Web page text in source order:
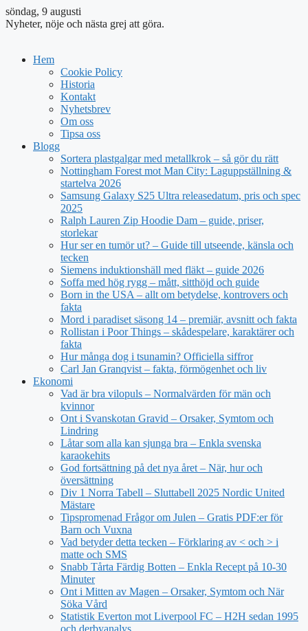
söndag, 9 augusti
Nyheter, nöje och nästa grej att göra.
Hem
Cookie Policy
Historia
Kontakt
Nyhetsbrev
Om oss
Tipsa oss
Blogg
Sortera plastgalgar med metallkrok – så gör du rätt
Nottingham Forest mot Man City: Laguppställning &
startelva 2026
Samsung Galaxy S25 Ultra releasedatum, pris och spec
2025
Ralph Lauren Zip Hoodie Dam – guide, priser,
storlekar
Hur ser en tumör ut? – Guide till utseende, känsla och
tecken
Siemens induktionshäll med fläkt – guide 2026
Soffa med hög rygg – mått, sitthöjd och guide
Born in the USA – allt om betydelse, kontrovers och
fakta
Mord i paradiset säsong 14 – premiär, avsnitt och fakta
Rollistan i Poor Things – skådespelare, karaktärer och
fakta
Hur många dog i tsunamin? Officiella siffror
Carl Jan Granqvist – fakta, förmögenhet och liv
Ekonomi
Vad är bra vilopuls – Normalvärden för män och
kvinnor
Ont i Svanskotan Gravid – Orsaker, Symtom och
Lindring
Låtar som alla kan sjunga bra – Enkla svenska
karaokehits
God fortsättning på det nya året – När, hur och
översättning
Div 1 Norra Tabell – Sluttabell 2025 Nordic United
Mästare
Tipspromenad Frågor om Julen – Gratis PDF:er för
Barn och Vuxna
Vad betyder detta tecken – Förklaring av < och > i
matte och SMS
Snabb Tårta Färdig Botten – Enkla Recept på 10-30
Minuter
Ont i Mitten av Magen – Orsaker, Symtom och När
Söka Vård
Statistik Everton mot Liverpool FC – H2H sedan 1995
och derbyanalys